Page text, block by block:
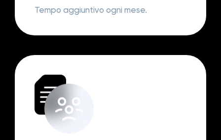
Tempo aggiuntivo ogni mese.